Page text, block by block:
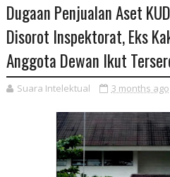
Dugaan Penjualan Aset
Disorot Inspektorat, Eks
Anggota Dewan Ikut
Suara Intelektual 3 months ago